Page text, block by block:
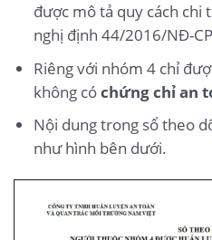
được mô tả quy cách chi
nghị định 44/2016/NĐ-CP
Riêng với nhóm 4 chỉ
không cóchứng chỉ an
Nội dung trong sổ theo
như hình bên dưới.